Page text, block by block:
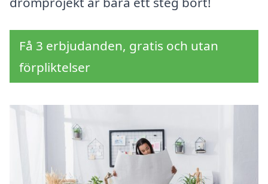
Få 3 erbjudanden, gratis och utan
förpliktelser